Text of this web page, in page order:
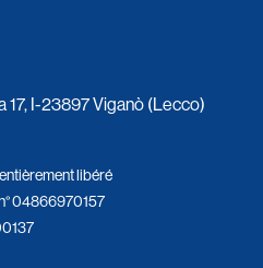
17, I-23897 Viganò (Lecco)
libéré
04866970157